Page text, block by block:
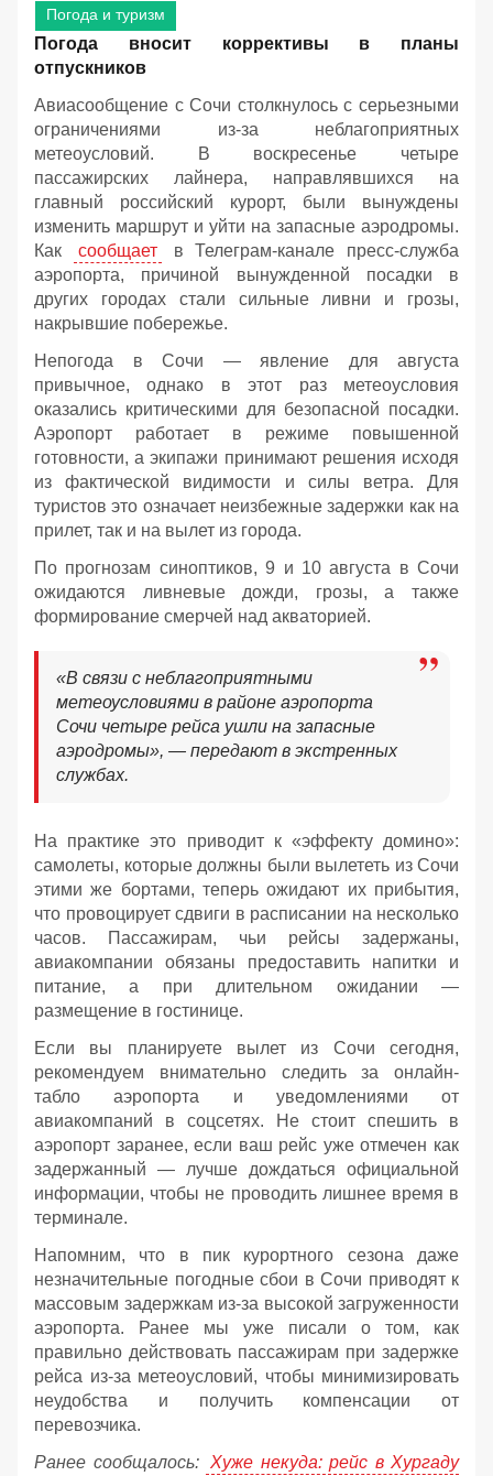
Погода и туризм
Погода вносит коррективы в планы
отпускников
Авиасообщение с Сочи столкнулось с серьезными
ограничениями из-за неблагоприятных
метеоусловий. В воскресенье четыре
пассажирских лайнера, направлявшихся на
главный российский курорт, были вынуждены
изменить маршрут и уйти на запасные аэродромы.
Как
сообщает
в Телеграм-канале пресс-служба
аэропорта, причиной вынужденной посадки в
других городах стали сильные ливни и грозы,
накрывшие побережье.
Непогода в Сочи — явление для августа
привычное, однако в этот раз метеоусловия
оказались критическими для безопасной посадки.
Аэропорт работает в режиме повышенной
готовности, а экипажи принимают решения исходя
из фактической видимости и силы ветра. Для
туристов это означает неизбежные задержки как на
прилет, так и на вылет из города.
По прогнозам синоптиков, 9 и 10 августа в Сочи
ожидаются ливневые дожди, грозы, а также
формирование смерчей над акваторией.
«В связи с неблагоприятными
метеоусловиями в районе аэропорта
Сочи четыре рейса ушли на запасные
аэродромы», — передают в экстренных
службах.
На практике это приводит к «эффекту домино»:
самолеты, которые должны были вылететь из Сочи
этими же бортами, теперь ожидают их прибытия,
что провоцирует сдвиги в расписании на несколько
часов. Пассажирам, чьи рейсы задержаны,
авиакомпании обязаны предоставить напитки и
питание, а при длительном ожидании —
размещение в гостинице.
Если вы планируете вылет из Сочи сегодня,
рекомендуем внимательно следить за онлайн-
табло аэропорта и уведомлениями от
авиакомпаний в соцсетях. Не стоит спешить в
аэропорт заранее, если ваш рейс уже отмечен как
задержанный — лучше дождаться официальной
информации, чтобы не проводить лишнее время в
терминале.
Напомним, что в пик курортного сезона даже
незначительные погодные сбои в Сочи приводят к
массовым задержкам из-за высокой загруженности
аэропорта. Ранее мы уже писали о том, как
правильно действовать пассажирам при задержке
рейса из-за метеоусловий, чтобы минимизировать
неудобства и получить компенсации от
перевозчика.
Ранее сообщалось: Хуже некуда: рейс в Хургаду